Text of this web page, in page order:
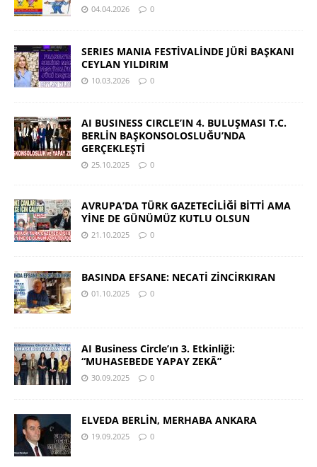
04.04.2026 0
SERIES MANIA FESTİVALİNDE JÜRİ BAŞKANI
CEYLAN YILDIRIM
10.03.2026 0
AI BUSINESS CIRCLE’IN 4. BULUŞMASI T.C.
BERLİN BAŞKONSOLOSLUĞU’NDA
GERÇEKLEŞTİ
25.10.2025 0
AVRUPA’DA TÜRK GAZETECİLİĞİ BİTTİ AMA
YİNE DE GÜNÜMÜZ KUTLU OLSUN
21.10.2025 0
BASINDA EFSANE: NECATİ ZİNCİRKIRAN
01.10.2025 0
AI Business Circle’ın 3. Etkinliği:
“MUHASEBEDE YAPAY ZEKÂ”
30.09.2025 0
ELVEDA BERLİN, MERHABA ANKARA
19.09.2025 0